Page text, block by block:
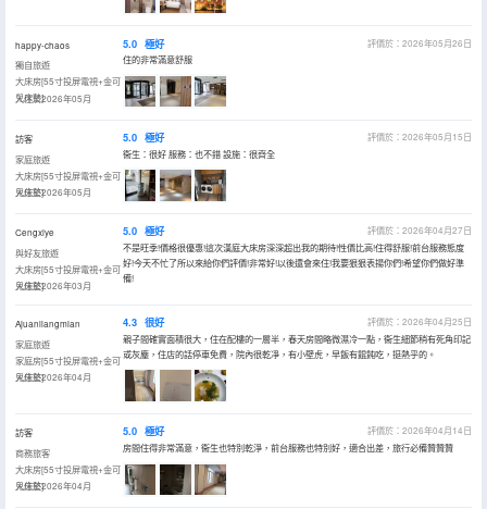
happy-chaos
獨自旅遊
大床房[55寸投屏電視+金可
兒床墊]
入住於2026年05月
5.0 極好
評價於：2026年05月26日
住的非常滿意舒服
訪客
家庭旅遊
大床房[55寸投屏電視+金可
兒床墊]
入住於2026年05月
5.0 極好
評價於：2026年05月15日
衞生：很好 服務：也不錯 設施：很齊全
Cengxiye
與好友旅遊
大床房[55寸投屏電視+金可
兒床墊]
入住於2026年03月
5.0 極好
評價於：2026年04月27日
不是旺季!價格很優惠!這次漢庭大床房深深超出我的期待!性價比高!住得舒服!前台服務態度
好!今天不忙了所以來給你們評價!非常好!以後還會來住!我要狠狠表揚你們!希望你們做好準
備!
Ajuanliangmian
家庭旅遊
家庭房[55寸投屏電視+金可
兒床墊]
入住於2026年04月
4.3 很好
評價於：2026年04月25日
親子間確實面積很大，住在配樓的一層半，春天房間略微濕冷一點，衞生細節稍有死角印記
或灰塵，住店的話停車免費，院內很乾凈，有小壁虎，早飯有餛飩吃，挺熱乎的。
訪客
商務旅客
大床房[55寸投屏電視+金可
兒床墊]
入住於2026年04月
5.0 極好
評價於：2026年04月14日
房間住得非常滿意，衞生也特別乾淨，前台服務也特別好，適合出差，旅行必備贊贊贊